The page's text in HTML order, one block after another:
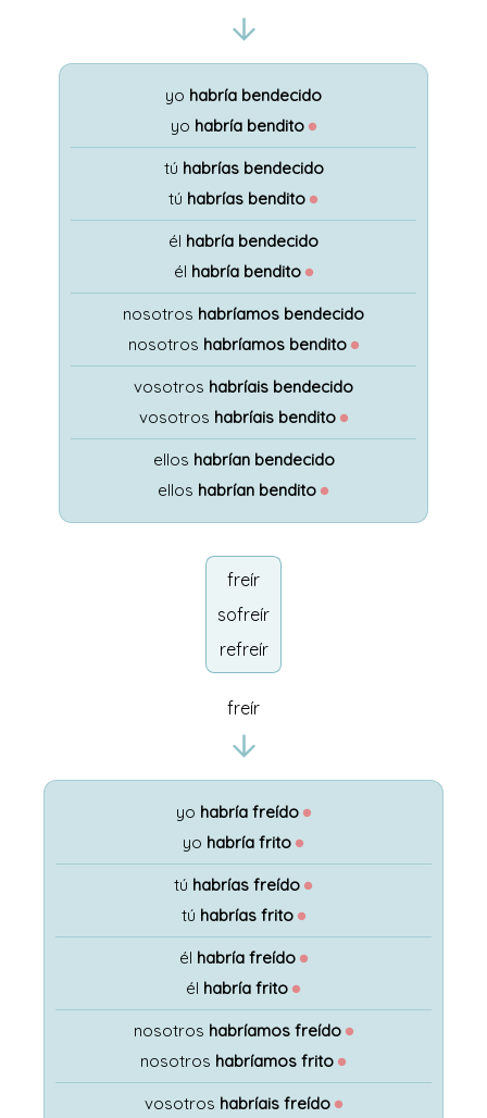
yo habría bendecido
yo habría bendito ●
tú habrías bendecido
tú habrías bendito ●
él habría bendecido
él habría bendito ●
nosotros habríamos bendecido
nosotros habríamos bendito ●
vosotros habríais bendecido
vosotros habríais bendito ●
ellos habrían bendecido
ellos habrían bendito ●
freír
sofreír
refreír
freír
yo habría freído ●
yo habría frito ●
tú habrías freído ●
tú habrías frito ●
él habría freído ●
él habría frito ●
nosotros habríamos freído ●
nosotros habríamos frito ●
vosotros habríais freído ●